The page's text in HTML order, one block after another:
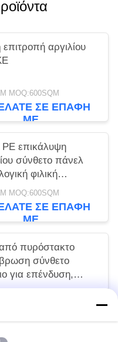
αργιλίου
MOQ:600SQM
ΣΕ ΕΠΑΦΉ
ΜΕ
επικάλυψη
σύνθετο πάνελ
φιλική
μπροστινή πλευρά
εσωτερική
MOQ:600SQM
ΣΕ ΕΠΑΦΉ
ΜΕ
πυρόστακτο
σύνθετο
για επένδυση,
εσωτερική
ΜΕ